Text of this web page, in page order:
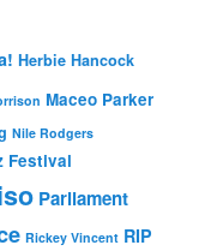
Herbie Hancock
Maceo Parker
Nile Rodgers
Festival
Parliament
Rickey Vincent RIP